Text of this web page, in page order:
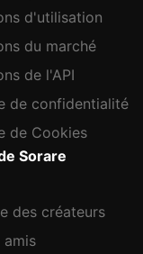
d'utilisation
du marché
de l'API
de confidentialité
de Cookies
Sorare
des créateurs
amis